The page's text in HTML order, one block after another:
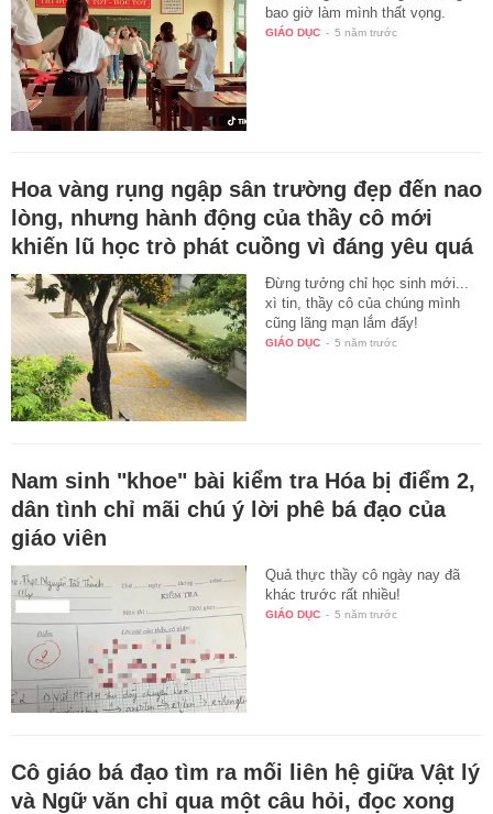
bao giờ làm mình thất vọng.
GIÁO DỤC - 5 năm trước
Hoa vàng rụng ngập sân trường đẹp đến nao
lòng, nhưng hành động của thầy cô mới
khiến lũ học trò phát cuồng vì đáng yêu quá
Đừng tưởng chỉ học sinh mới...
xì tin, thầy cô của chúng mình
cũng lãng mạn lắm đấy!
GIÁO DỤC - 5 năm trước
Nam sinh "khoe" bài kiểm tra Hóa bị điểm 2,
dân tình chỉ mãi chú ý lời phê bá đạo của
giáo viên
Quả thực thầy cô ngày nay đã
khác trước rất nhiều!
GIÁO DỤC - 5 năm trước
Cô giáo bá đạo tìm ra mối liên hệ giữa Vật lý
và Ngữ văn chỉ qua một câu hỏi, đọc xong